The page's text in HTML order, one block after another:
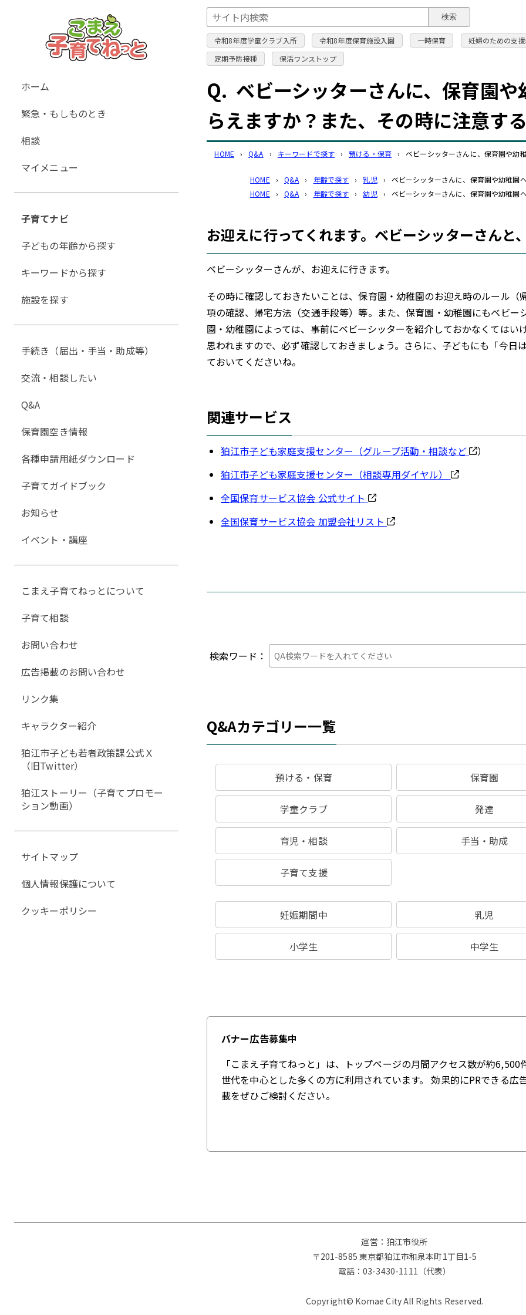
このページの本文へ
検索
令和8年度学童クラブ入所 令和8年度保育施設入園 一時保育
妊婦のための支
定期予防接種
保活ワンストップ
Q. ベビーシッターさんに、保育園
らえますか？また、その時に注意す
HOME › Q&A › キーワードで探す › 預ける・保育 › ベビーシッターさんに、保育園や幼
HOME › Q&A › 年齢で探す › 乳児 ›
ベビーシッターさんに、保育園や幼稚園
HOME
› Q&A › 年齢で探す › 幼児 › ベビーシッターさんに、保育園や幼稚園
お迎えに行ってくれます。ベビーシッターさんと
ベビーシッターさんが、お迎えに行きます。
その時に確認しておきたいことは、保育園・幼稚園のお迎え時のルール
項の確認、帰宅方法（交通手段等）等。また、保育園・幼稚園にもベビ
園・幼稚園によっては、事前にベビーシッターを紹介しておかなくては
思われますので、必ず確認しておきましょう。さらに、子どもにも「今
ておいてくださいね。
関連サービス
狛江市子ども家庭支援センター（グループ活動・相談など
）
狛江市子ども家庭支援センター（相談専用ダイヤル）
全国保育サービス協会 公式サイト
全国保育サービス協会 加盟会社リスト
検索ワード：
Q&Aカテゴリー一覧
預ける・保育 保育園
学童クラブ 発達
育児・相談 手当・助成
子育て支援
妊娠期間中 乳児
小学生 中学生
バナー広告募集中
「こまえ子育てねっと」は、トップページの月間アクセス数が約
世代を中心とした多くの方に利用されています。 効果的にPRできる
載をぜひご検討ください。
グ
ー
ル
ナ
ゲ
シ
ョ
ホーム
緊急・もしものとき
相談
マイメニュー
子育てナビ
子どもの年齢から探す
キーワードから探す
施設を探す
手続き（届出・手当・助成等）
交流・相談したい
Q&A
保育園空き情報
各種申請用紙ダウンロード
子育てガイドブック
お知らせ
イベント・講座
こまえ子育てねっとについて
子育て相談
お問い合わせ
広告掲載のお問い合わせ
リンク集
キャラクター紹介
狛江市子ども若者政策課公式Ｘ
（旧Twitter）
狛江ストーリー（子育てプロモー
ション動画）
サイトマップ
個人情報保護について
クッキーポリシー
運営：狛江市役所
〒201-8585 東京都狛江市和泉本町1丁目1-5
電話：03-3430-1111（代表）
Copyright© Komae City All Rights Reserved.